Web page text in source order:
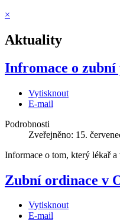
×
Aktuality
Infromace o zubní
Vytisknout
E-mail
Podrobnosti
Zveřejněno: 15.
Informace o tom, který lékař a
Zubní ordinace v
Vytisknout
E-mail